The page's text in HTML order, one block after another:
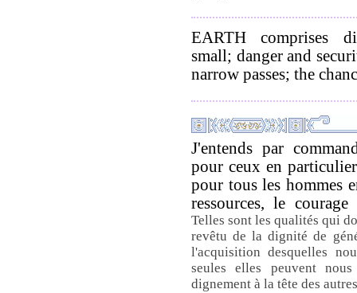
EARTH comprises
small; danger and
narrow passes; the
J'entends par
pour ceux en
pour tous les hommes
ressources, le
Telles sont les qualités qui
revêtu de la dignité de
l'acquisition desquelles
seules elles peuvent
dignement à la tête des